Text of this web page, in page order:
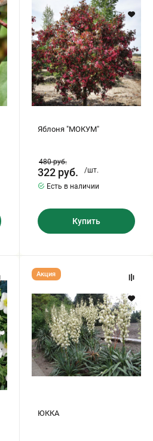
Яблоня "МОКУМ"
480руб.
322 руб.
/шт.
Есть в наличии
Купить
ЮККА
ЮККА
Акция